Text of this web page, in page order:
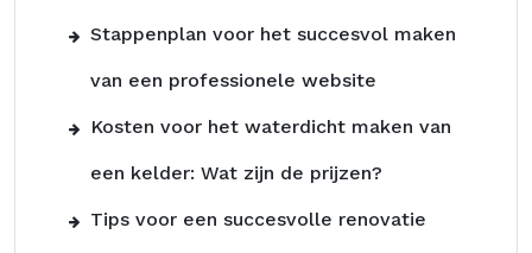
Stappenplan voor het succesvol maken
van een professionele website
Kosten voor het waterdicht maken van
een kelder: Wat zijn de prijzen?
Tips voor een succesvolle renovatie